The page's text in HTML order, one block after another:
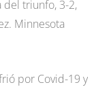
del triunfo, 3-2,
Minnesota
por Covid-19 y